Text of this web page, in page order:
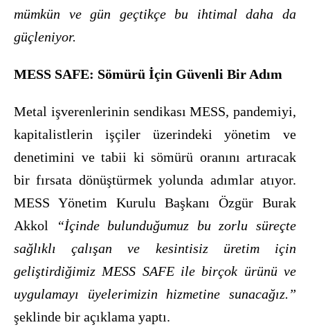
mümkün ve gün geçtikçe bu ihtimal daha da
güçleniyor.
MESS SAFE: Sömürü İçin Güvenli Bir Adım
Metal işverenlerinin sendikası MESS, pandemiyi,
kapitalistlerin işçiler üzerindeki yönetim ve
denetimini ve tabii ki sömürü oranını artıracak
bir fırsata dönüştürmek yolunda adımlar atıyor.
MESS Yönetim Kurulu Başkanı Özgür Burak
Akkol
“İçinde bulunduğumuz bu zorlu süreçte
sağlıklı çalışan ve kesintisiz üretim için
geliştirdiğimiz MESS SAFE ile birçok ürünü ve
uygulamayı üyelerimizin hizmetine sunacağız.”
şeklinde bir açıklama yaptı.